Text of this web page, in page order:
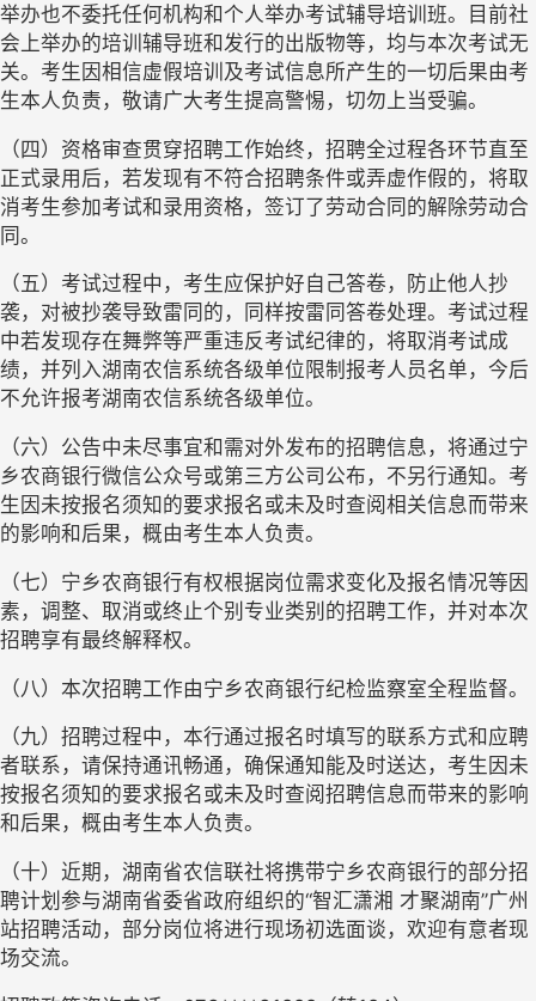
举办也不委托任何机构和个人举办考试辅导培训班。目前社
会上举办的培训辅导班和发行的出版物等，均与本次考试无
关。考生因相信虚假培训及考试信息所产生的一切后果由考
生本人负责，敬请广大考生提高警惕，切勿上当受骗。
（四）资格审查贯穿招聘工作始终，招聘全过程各环节直至
正式录用后，若发现有不符合招聘条件或弄虚作假的，将取
消考生参加考试和录用资格，签订了劳动合同的解除劳动合
同。
（五）考试过程中，考生应保护好自己答卷，防止他人抄
袭，对被抄袭导致雷同的，同样按雷同答卷处理。考试过程
中若发现存在舞弊等严重违反考试纪律的，将取消考试成
绩，并列入湖南农信系统各级单位限制报考人员名单，今后
不允许报考湖南农信系统各级单位。
（六）公告中未尽事宜和需对外发布的招聘信息，将通过宁
乡农商银行微信公众号或第三方公司公布，不另行通知。考
生因未按报名须知的要求报名或未及时查阅相关信息而带来
的影响和后果，概由考生本人负责。
（七）宁乡农商银行有权根据岗位需求变化及报名情况等因
素，调整、取消或终止个别专业类别的招聘工作，并对本次
招聘享有最终解释权。
（八）本次招聘工作由宁乡农商银行纪检监察室全程监督。
（九）招聘过程中，本行通过报名时填写的联系方式和应聘
者联系，请保持通讯畅通，确保通知能及时送达，考生因未
按报名须知的要求报名或未及时查阅招聘信息而带来的影响
和后果，概由考生本人负责。
（十）近期，湖南省农信联社将携带宁乡农商银行的部分招
聘计划参与湖南省委省政府组织的“智汇潇湘 才聚湖南”广州
站招聘活动，部分岗位将进行现场初选面谈，欢迎有意者现
场交流。